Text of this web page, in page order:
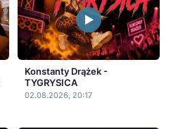
Konstanty Drążek -
TYGRYSICA
02.08.2026, 20:17